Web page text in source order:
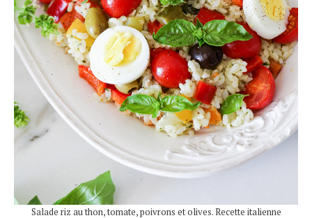
Salade riz au thon, tomate, poivrons et olives. Recette italienne